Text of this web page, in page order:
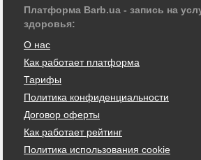
Платформа Barb.ua - запись на
здоровья:
О нас
Как работает платформа
Тарифы
Политика конфиденциальности
Договор оферты
Как работает рейтинг
Политика использования cookie